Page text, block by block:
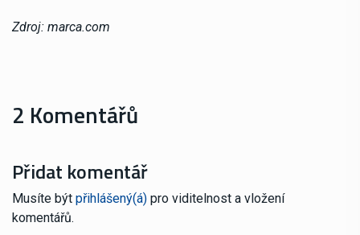
Zdroj: marca.com
2 Komentářů
Přidat komentář
Musíte být přihlášený(á) pro viditelnost a vložení
komentářů.